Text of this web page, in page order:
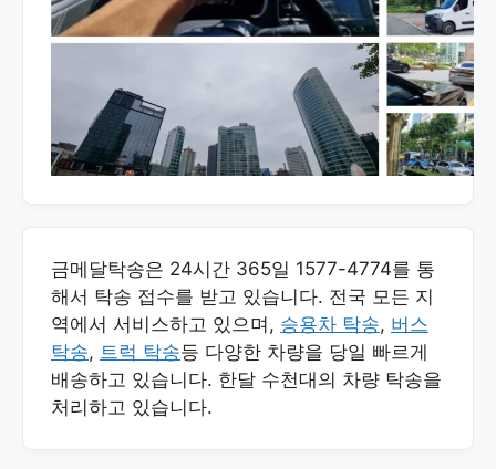
금메달탁송은 24시간 365일 1577-4774를 통
해서 탁송 접수를 받고 있습니다. 전국 모든 지
역에서 서비스하고 있으며, 승용차 탁송, 버스
탁송, 트럭 탁송등 다양한 차량을 당일 빠르게
배송하고 있습니다. 한달 수천대의 차량 탁송을
처리하고 있습니다.